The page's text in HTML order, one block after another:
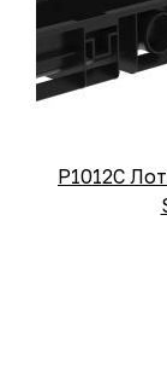
Р1012С